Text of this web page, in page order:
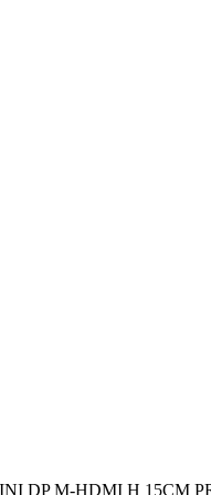
DP M-HDMI H 15CM